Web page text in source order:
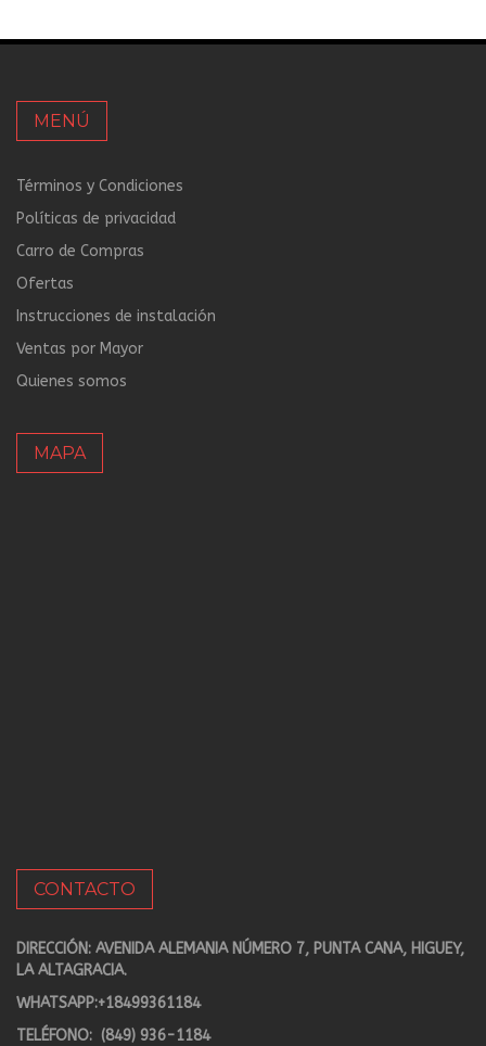
MENÚ
Términos y Condiciones
Políticas de privacidad
Carro de Compras
Ofertas
Instrucciones de instalación
Ventas por Mayor
Quienes somos
MAPA
CONTACTO
DIRECCIÓN: AVENIDA ALEMANIA NÚMERO 7, PUNTA CANA, HIGUEY,
LA ALTAGRACIA.
WHATSAPP:+18499361184
TELÉFONO: (849) 936-1184